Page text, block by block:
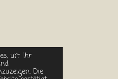
um Ihr
Die